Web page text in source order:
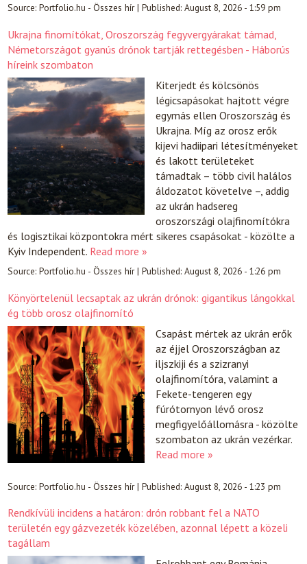
Source:Portfolio.hu - Összes hír|Published:August 8, 2026 - 1:59 pm
Ukrajna finomítókat, Oroszország fegyvergyárakat támad,
Németországot gyanús drónok tartják rettegésben - Háborús
híreink szombaton
Kiterjedt és kölcsönös
légicsapásokat hajtott végre
egymás ellen Oroszország és
Ukrajna. Míg az orosz erők
kijevi hadiipari létesítményeket
és lakott területeket
támadtak – több civil halálos
áldozatot követelve –, addig
az ukrán hadsereg
oroszországi olajfinomítókra
és logisztikai központokra mért sikeres csapásokat - közölte a
Kyiv Independent. Read more »
Source:Portfolio.hu - Összes hír|Published:August 8, 2026 - 1:26 pm
Könyörtelenül lecsaptak az ukrán drónok: gigantikus lángokkal
ég több orosz olajfinomító
Csapást mértek az ukrán erők
az éjjel Oroszországban az
iljszkiji és a szizranyi
olajfinomítóra, valamint a
Fekete-tengeren egy
fúrótornyon lévő orosz
megfigyelőállomásra - közölte
szombaton az ukrán vezérkar.
Read more »
Source:Portfolio.hu - Összes hír|Published:August 8, 2026 - 1:23 pm
Rendkívüli incidens a határon: drón robbant fel a NATO
területén egy gázvezeték közelében, azonnal lépett a közeli
tagállam